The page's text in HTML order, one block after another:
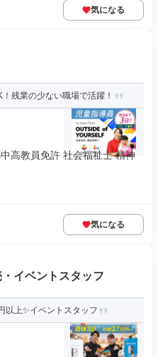
気になる
残業の少ない職場で活躍！
高教員免許 社会福祉士 精神
気になる
イベントスタッフ
以上✨イベントスタッフ